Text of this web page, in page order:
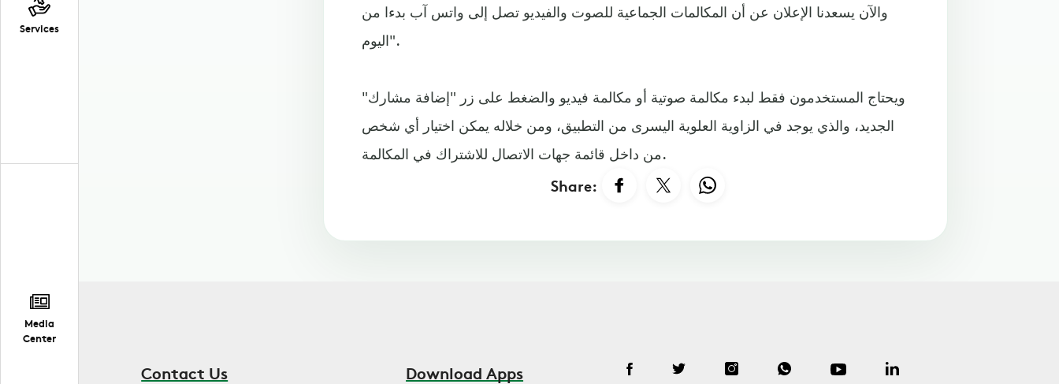
Services
Media
Center
والآن يسعدنا الإعلان عن أن المكالمات الجماعية للصوت والفيديو تصل إلى واتس آب بدءا من
اليوم".
ويحتاج المستخدمون فقط لبدء مكالمة صوتية أو مكالمة فيديو والضغط على زر "إضافة مشارك"
الجديد، والذي يوجد في الزاوية العلوية اليسرى من التطبيق، ومن خلاله يمكن اختيار أي شخص
من داخل قائمة جهات الاتصال للاشتراك في المكالمة.
Share:
Contact Us Download Apps